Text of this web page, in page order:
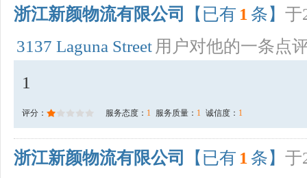
浙江新颜物流有限公司 【已有 1 条】 于
3137 Laguna Street 用户对他的一条点
1
评分： 服务态度： 1 服务质量： 1 诚信度： 1
浙江新颜物流有限公司 【已有 1 条】 于